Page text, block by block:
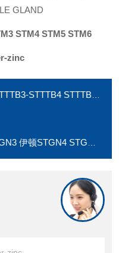
GLAND
STM4 STM5 STM6
STTTB5 STTTB6 Myers hubs zinc
STGN6-MYERS GROUND NUT–ZINC